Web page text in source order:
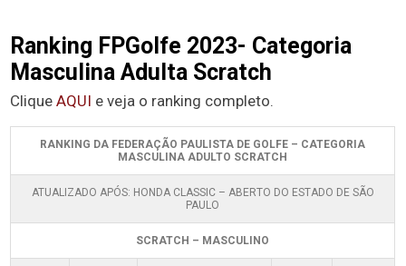
Ranking FPGolfe 2023- Categoria
Masculina Adulta Scratch
CliqueAQUI e veja o ranking completo.
RANKING DA FEDERAÇÃO PAULISTA DE GOLFE – CATEGORIA
MASCULINA ADULTO SCRATCH
ATUALIZADO APÓS: HONDA CLASSIC – ABERTO DO ESTADO DE SÃO
PAULO
SCRATCH – MASCULINO